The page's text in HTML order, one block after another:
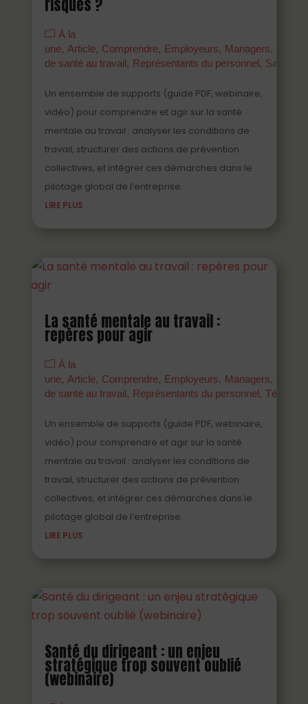
risques ?
À la
une
Article Comprendre Employeurs Managers
de santé au travail
Représentants du personnel Salariés
Un ensemble de supports (guide PDF, webinaire,
vidéo) pour comprendre et agir sur la santé
mentale au travail : analyser les conditions de
travail, structurer des actions de prévention
collectives, et intégrer ces démarches dans le
pilotage global de l’entreprise.
LIRE PLUS
La santé mentale au travail :
repères pour agir
À la
une
Article Comprendre Employeurs Managers
de santé au travail
Représentants du personnel
Un ensemble de supports (guide PDF, webinaire,
vidéo) pour comprendre et agir sur la santé
mentale au travail : analyser les conditions de
travail, structurer des actions de prévention
collectives, et intégrer ces démarches dans le
pilotage global de l’entreprise.
LIRE PLUS
Santé du dirigeant : un enjeu
stratégique trop souvent oublié
(webinaire)